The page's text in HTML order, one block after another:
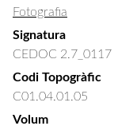
Fotografia
Signatura
CEDOC 2.7_0117
Codi Topogràfic
C01.04.01.05
Volum